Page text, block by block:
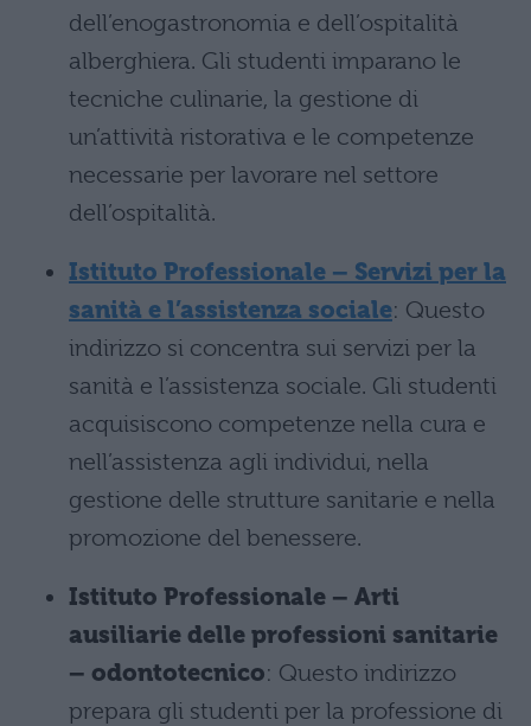
dell’enogastronomia e dell’ospitalità
alberghiera. Gli studenti imparano le
tecniche culinarie, la gestione di
un’attività ristorativa e le competenze
necessarie per lavorare nel settore
dell’ospitalità.
Istituto Professionale – Servizi per la
sanità e l’assistenza sociale: Questo
indirizzo si concentra sui servizi per la
sanità e l’assistenza sociale. Gli studenti
acquisiscono competenze nella cura e
nell’assistenza agli individui, nella
gestione delle strutture sanitarie e nella
promozione del benessere.
Istituto Professionale – Arti
ausiliarie delle professioni sanitarie
– odontotecnico: Questo indirizzo
prepara gli studenti per la professione di